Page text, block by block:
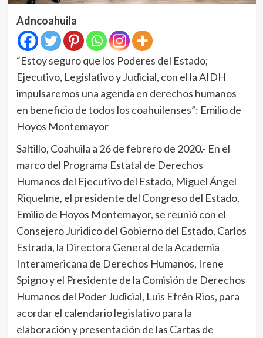
Adncoahuila
“Estoy seguro que los Poderes del Estado;
Ejecutivo, Legislativo y Judicial, con el la AIDH
impulsaremos una agenda en derechos humanos
en beneficio de todos los coahuilenses”: Emilio de
Hoyos Montemayor
Saltillo, Coahuila a 26 de febrero de 2020.- En el
marco del Programa Estatal de Derechos
Humanos del Ejecutivo del Estado, Miguel Ángel
Riquelme, el presidente del Congreso del Estado,
Emilio de Hoyos Montemayor, se reunió con el
Consejero Juridico del Gobierno del Estado, Carlos
Estrada, la Directora General de la Academia
Interamericana de Derechos Humanos, Irene
Spigno y el Presidente de la Comisión de Derechos
Humanos del Poder Judicial, Luis Efrén Rios, para
acordar el calendario legislativo para la
elaboración y presentación de las Cartas de